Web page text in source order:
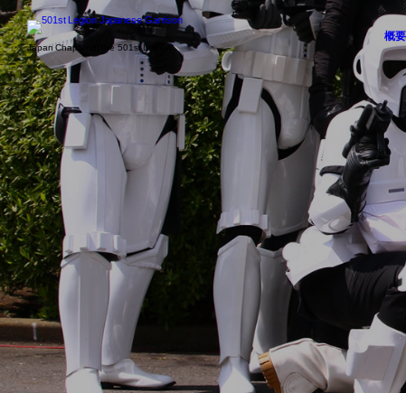
Japan Chapter of the 501st Legion
概要